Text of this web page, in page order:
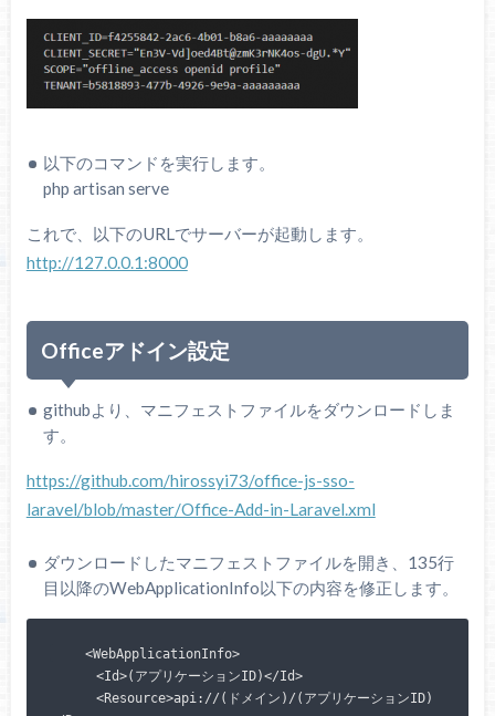
以下のコマンドを実行します。
php artisan serve
これで、以下のURLでサーバーが起動します。
http://127.0.0.1:8000
Officeアドイン設定
githubより、マニフェストファイルをダウンロードしま
す。
https://github.com/hirossyi73/office-js-sso-
laravel/blob/master/Office-Add-in-Laravel.xml
ダウンロードしたマニフェストファイルを開き、135行
目以降のWebApplicationInfo以下の内容を修正します。
    <WebApplicationInfo>